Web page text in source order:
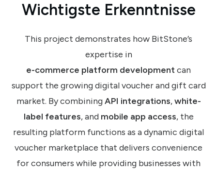
Wichtigste Erkenntnisse
This project demonstrates how BitStone’s
expertise in
e-commerce platform developmentcan
support the growing digital voucher and gift card
market. By combiningAPI integrations,white-
label features, and mobile app access, the
resulting platform functions as a dynamic digital
voucher marketplace that delivers convenience
for consumers while providing businesses with